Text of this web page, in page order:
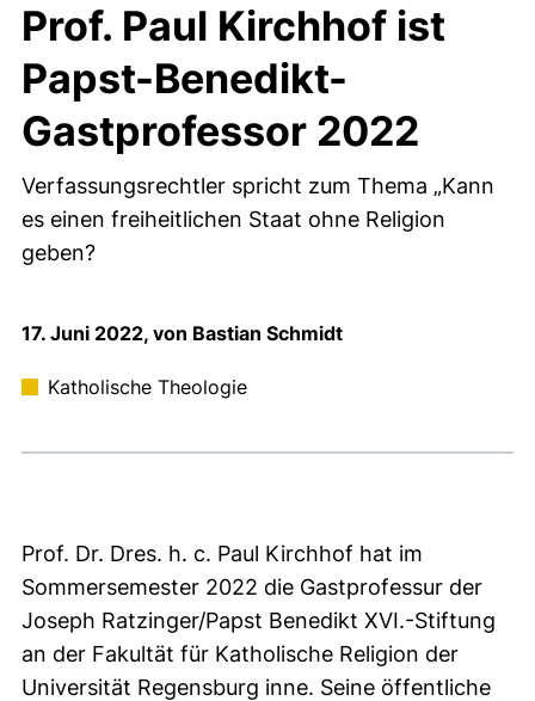
Prof. Paul Kirchhof ist
Papst-Benedikt-
Gastprofessor 2022
Verfassungsrechtler spricht zum Thema „Kann
es einen freiheitlichen Staat ohne Religion
geben?
17. Juni 2022, von Bastian Schmidt
Katholische Theologie
Prof. Dr. Dres. h. c. Paul Kirchhof hat im
Sommersemester 2022 die Gastprofessur der
Joseph Ratzinger/Papst Benedikt XVI.-Stiftung
an der Fakultät für Katholische Religion der
Universität Regensburg inne. Seine öffentliche